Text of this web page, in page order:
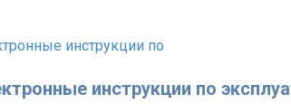
инструкции по